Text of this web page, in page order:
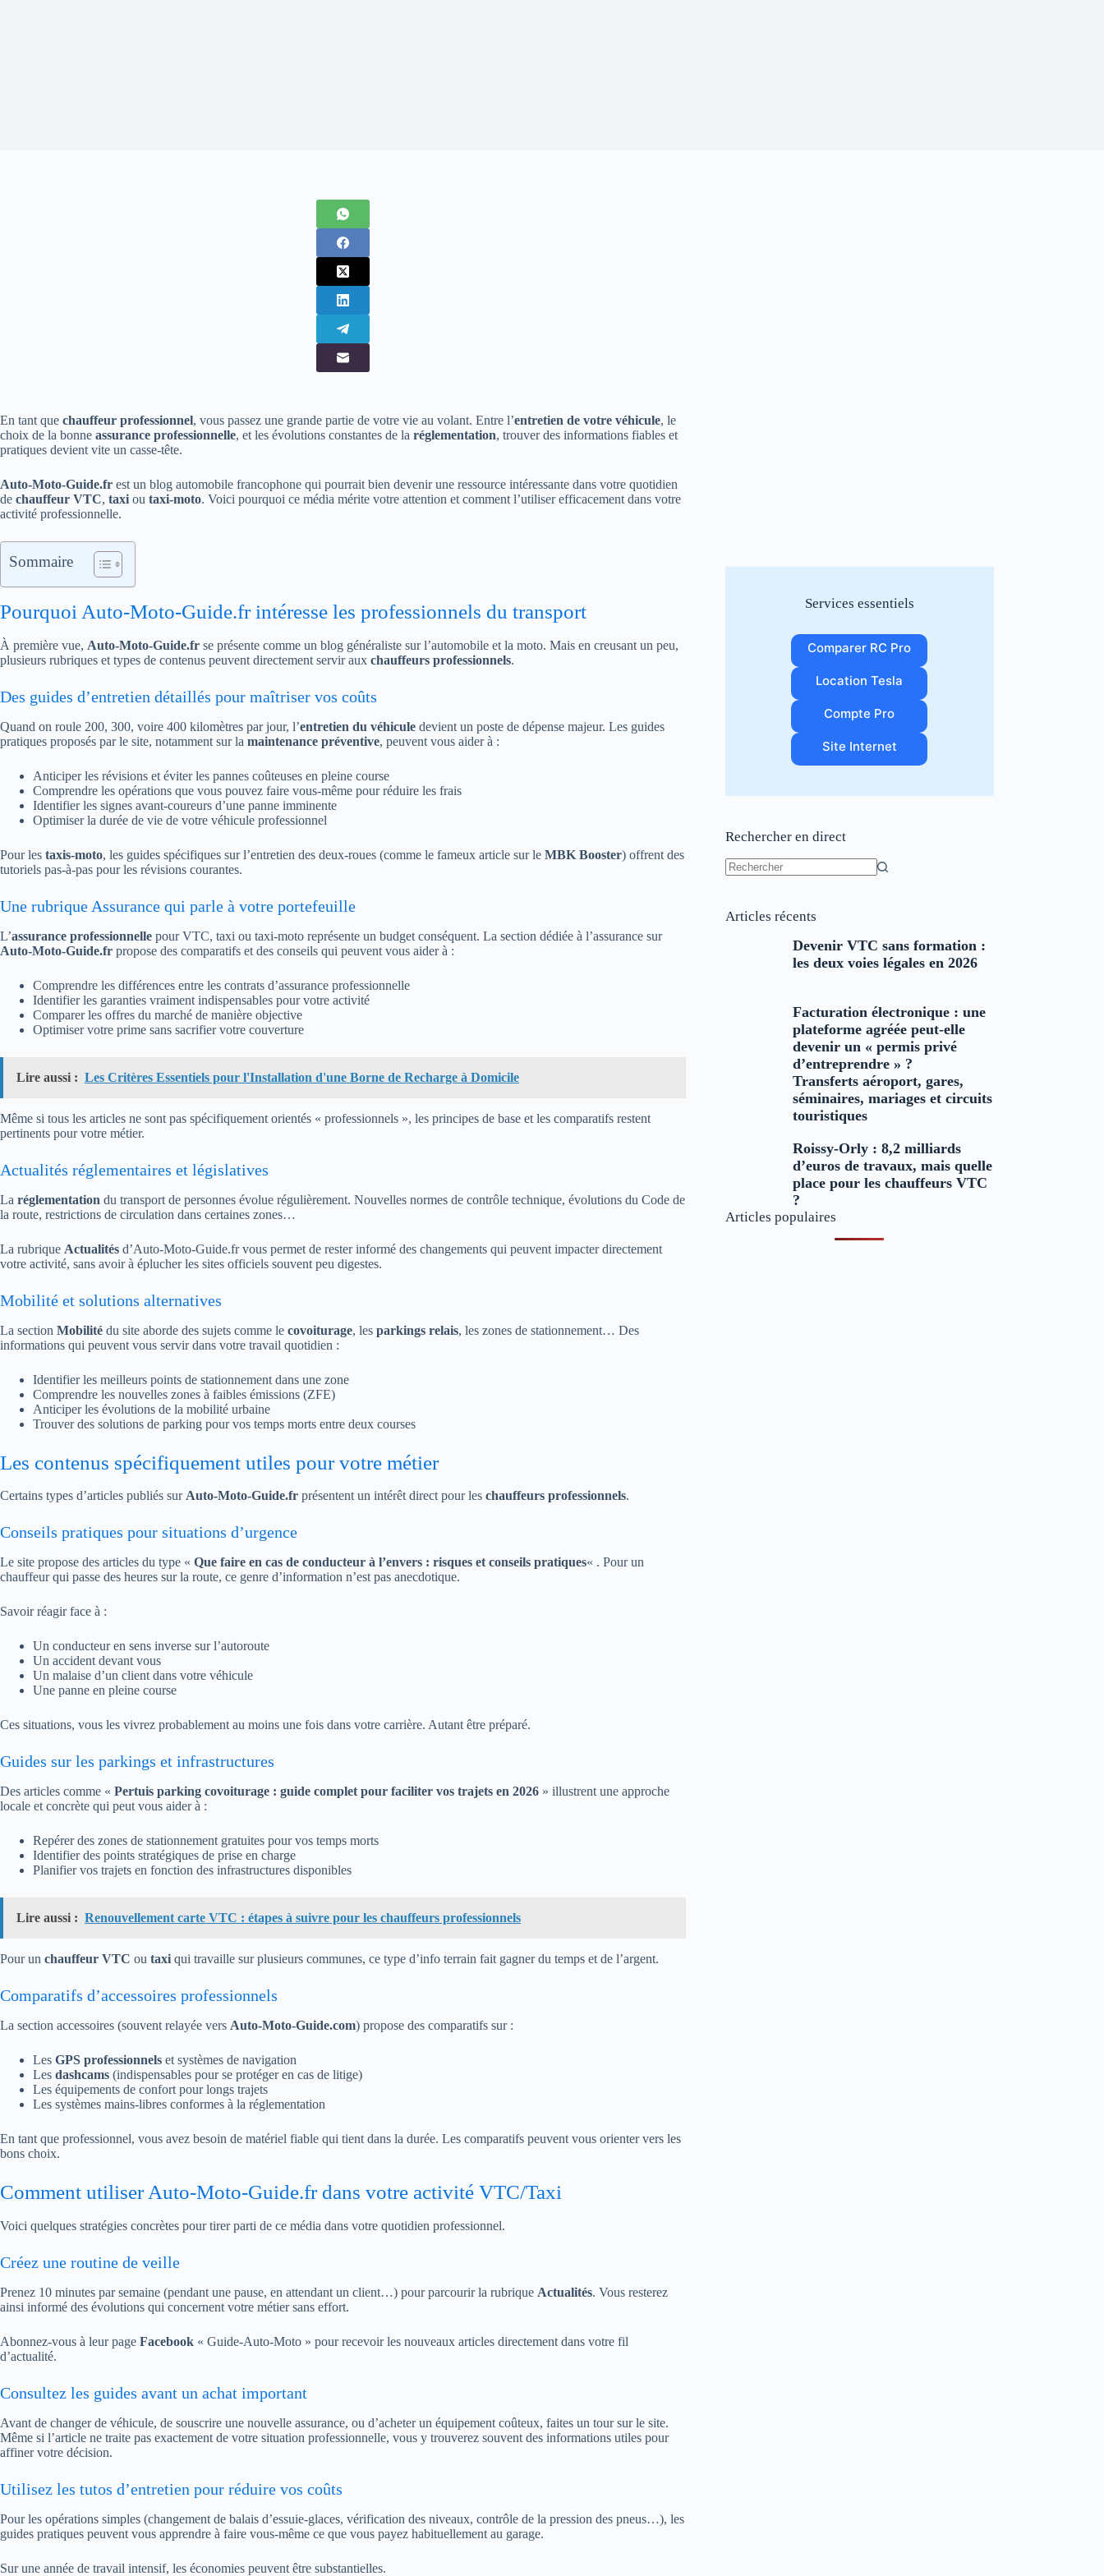
En tant que chauffeur professionnel, vous passez une grande partie de votre vie au volant. Entre l’entretien de votre véhicule, le
choix de la bonne assurance professionnelle, et les évolutions constantes de la réglementation, trouver des informations fiables et
pratiques devient vite un casse-tête.
Auto-Moto-Guide.fr est un blog automobile francophone qui pourrait bien devenir une ressource intéressante dans votre quotidien
de chauffeur VTC, taxi ou taxi-moto. Voici pourquoi ce média mérite votre attention et comment l’utiliser efficacement dans votre
activité professionnelle.
Sommaire
Pourquoi Auto-Moto-Guide.fr intéresse les professionnels du transport
À première vue, Auto-Moto-Guide.fr se présente comme un blog généraliste sur l’automobile et la moto. Mais en creusant un peu,
plusieurs rubriques et types de contenus peuvent directement servir aux chauffeurs professionnels.
Des guides d’entretien détaillés pour maîtriser vos coûts
Quand on roule 200, 300, voire 400 kilomètres par jour, l’entretien du véhicule devient un poste de dépense majeur. Les guides
pratiques proposés par le site, notamment sur la maintenance préventive, peuvent vous aider à :
Anticiper les révisions et éviter les pannes coûteuses en pleine course
Comprendre les opérations que vous pouvez faire vous-même pour réduire les frais
Identifier les signes avant-coureurs d’une panne imminente
Optimiser la durée de vie de votre véhicule professionnel
Pour les taxis-moto, les guides spécifiques sur l’entretien des deux-roues (comme le fameux article sur le MBK Booster) offrent des
tutoriels pas-à-pas pour les révisions courantes.
Une rubrique Assurance qui parle à votre portefeuille
L’assurance professionnelle pour VTC, taxi ou taxi-moto représente un budget conséquent. La section dédiée à l’assurance sur
Auto-Moto-Guide.fr propose des comparatifs et des conseils qui peuvent vous aider à :
Comprendre les différences entre les contrats d’assurance professionnelle
Identifier les garanties vraiment indispensables pour votre activité
Comparer les offres du marché de manière objective
Optimiser votre prime sans sacrifier votre couverture
Lire aussi : Les Critères Essentiels pour l'Installation d'une Borne de Recharge à Domicile
Même si tous les articles ne sont pas spécifiquement orientés « professionnels », les principes de base et les comparatifs restent
pertinents pour votre métier.
Actualités réglementaires et législatives
La réglementation du transport de personnes évolue régulièrement. Nouvelles normes de contrôle technique, évolutions du Code de
la route, restrictions de circulation dans certaines zones…
La rubrique Actualités d’Auto-Moto-Guide.fr vous permet de rester informé des changements qui peuvent impacter directement
votre activité, sans avoir à éplucher les sites officiels souvent peu digestes.
Mobilité et solutions alternatives
La section Mobilité du site aborde des sujets comme le covoiturage, les parkings relais, les zones de stationnement… Des
informations qui peuvent vous servir dans votre travail quotidien :
Identifier les meilleurs points de stationnement dans une zone
Comprendre les nouvelles zones à faibles émissions (ZFE)
Anticiper les évolutions de la mobilité urbaine
Trouver des solutions de parking pour vos temps morts entre deux courses
Les contenus spécifiquement utiles pour votre métier
Certains types d’articles publiés sur Auto-Moto-Guide.fr présentent un intérêt direct pour les chauffeurs professionnels.
Conseils pratiques pour situations d’urgence
Le site propose des articles du type « Que faire en cas de conducteur à l’envers : risques et conseils pratiques« . Pour un
chauffeur qui passe des heures sur la route, ce genre d’information n’est pas anecdotique.
Savoir réagir face à :
Un conducteur en sens inverse sur l’autoroute
Un accident devant vous
Un malaise d’un client dans votre véhicule
Une panne en pleine course
Ces situations, vous les vivrez probablement au moins une fois dans votre carrière. Autant être préparé.
Guides sur les parkings et infrastructures
Des articles comme « Pertuis parking covoiturage : guide complet pour faciliter vos trajets en 2026 » illustrent une approche
locale et concrète qui peut vous aider à :
Repérer des zones de stationnement gratuites pour vos temps morts
Identifier des points stratégiques de prise en charge
Planifier vos trajets en fonction des infrastructures disponibles
Lire aussi : Renouvellement carte VTC : étapes à suivre pour les chauffeurs professionnels
Pour un chauffeur VTC ou taxi qui travaille sur plusieurs communes, ce type d’info terrain fait gagner du temps et de l’argent.
Comparatifs d’accessoires professionnels
La section accessoires (souvent relayée vers Auto-Moto-Guide.com) propose des comparatifs sur :
Les GPS professionnels et systèmes de navigation
Les dashcams (indispensables pour se protéger en cas de litige)
Les équipements de confort pour longs trajets
Les systèmes mains-libres conformes à la réglementation
En tant que professionnel, vous avez besoin de matériel fiable qui tient dans la durée. Les comparatifs peuvent vous orienter vers les
bons choix.
Comment utiliser Auto-Moto-Guide.fr dans votre activité VTC/Taxi
Voici quelques stratégies concrètes pour tirer parti de ce média dans votre quotidien professionnel.
Créez une routine de veille
Prenez 10 minutes par semaine (pendant une pause, en attendant un client…) pour parcourir la rubrique Actualités. Vous resterez
ainsi informé des évolutions qui concernent votre métier sans effort.
Abonnez-vous à leur page Facebook « Guide-Auto-Moto » pour recevoir les nouveaux articles directement dans votre fil
d’actualité.
Consultez les guides avant un achat important
Avant de changer de véhicule, de souscrire une nouvelle assurance, ou d’acheter un équipement coûteux, faites un tour sur le site.
Même si l’article ne traite pas exactement de votre situation professionnelle, vous y trouverez souvent des informations utiles pour
affiner votre décision.
Utilisez les tutos d’entretien pour réduire vos coûts
Pour les opérations simples (changement de balais d’essuie-glaces, vérification des niveaux, contrôle de la pression des pneus…), les
guides pratiques peuvent vous apprendre à faire vous-même ce que vous payez habituellement au garage.
Sur une année de travail intensif, les économies peuvent être substantielles.
Services essentiels
Comparer RC Pro
Location Tesla
Compte Pro
Site Internet
Rechercher en direct
Articles récents
Devenir VTC sans formation :
les deux voies légales en 2026
Facturation électronique : une
plateforme agréée peut-elle
devenir un « permis privé
d’entreprendre » ?
Transferts aéroport, gares,
séminaires, mariages et circuits
touristiques
Roissy-Orly : 8,2 milliards
d’euros de travaux, mais quelle
place pour les chauffeurs VTC
?
Articles populaires